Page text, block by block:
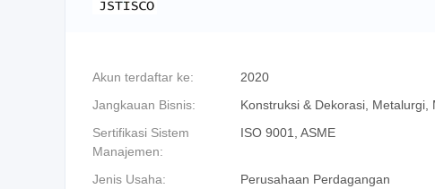
Akun terdaftar ke:
2020
Jangkauan Bisnis:
Konstruksi & Dekorasi, Metalurgi,
Sertifikasi Sistem
Manajemen:
ISO 9001, ASME
Jenis Usaha:
Perusahaan Perdagangan